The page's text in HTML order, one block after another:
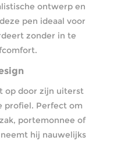
ontwerp en
pen ideaal voor
zonder in te
op door zijn uiterst
profiel. Perfect om
portemonnee of
hij nauwelijks